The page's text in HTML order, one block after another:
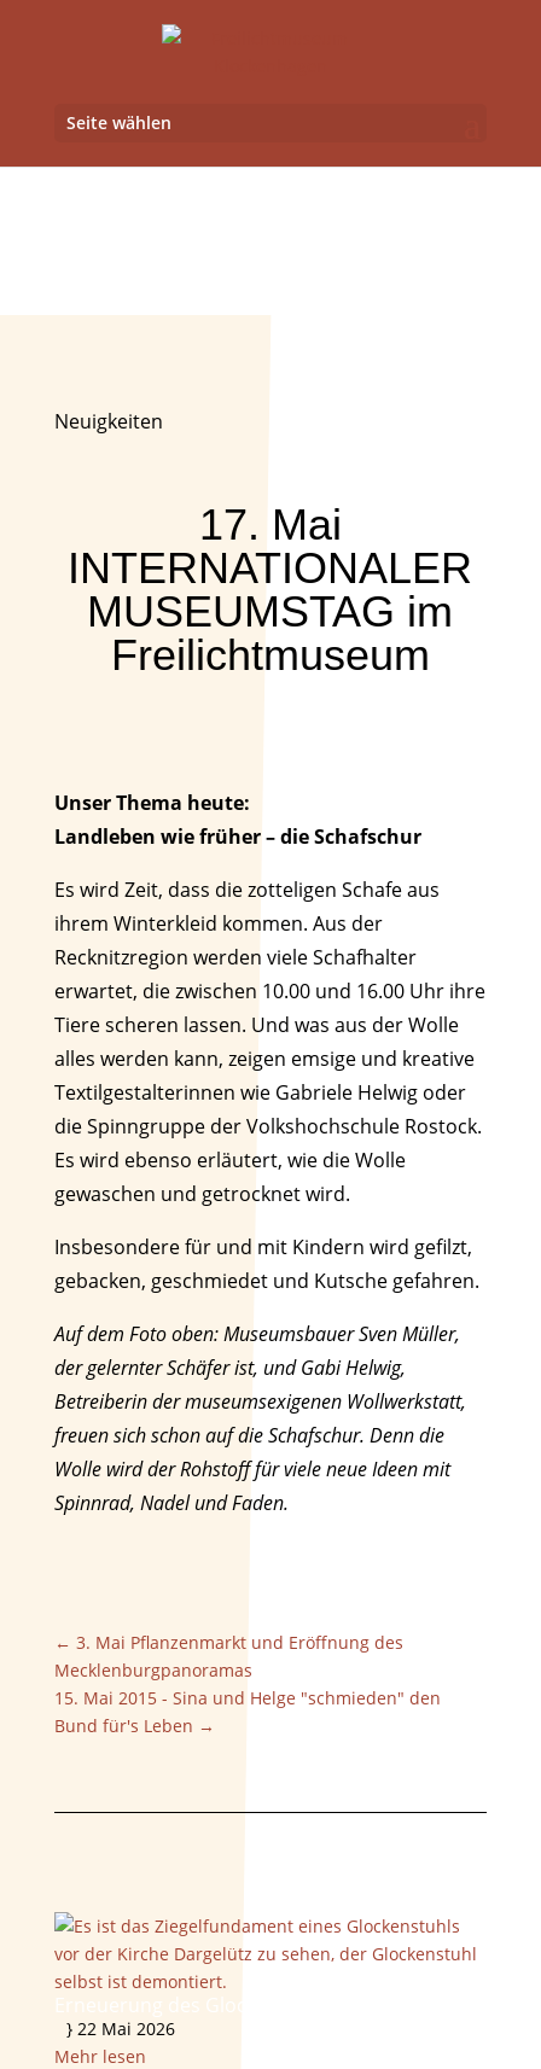
Seite wählen
Neuigkeiten
17. Mai
INTERNATIONALER
MUSEUMSTAG im
Freilichtmuseum
Unser Thema heute:
Landleben wie früher – die Schafschur
Es wird Zeit, dass die zotteligen Schafe aus
ihrem Winterkleid kommen. Aus der
Recknitzregion werden viele Schafhalter
erwartet, die zwischen 10.00 und 16.00 Uhr ihre
Tiere scheren lassen. Und was aus der Wolle
alles werden kann, zeigen emsige und kreative
Textilgestalterinnen wie Gabriele Helwig oder
die Spinngruppe der Volkshochschule Rostock.
Es wird ebenso erläutert, wie die Wolle
gewaschen und getrocknet wird.
Insbesondere für und mit Kindern wird gefilzt,
gebacken, geschmiedet und Kutsche gefahren.
Auf dem Foto oben: Museumsbauer Sven Müller,
der gelernter Schäfer ist, und Gabi Helwig,
Betreiberin der museumsexigenen Wollwerkstatt,
freuen sich schon auf die Schafschur. Denn die
Wolle wird der Rohstoff für viele neue Ideen mit
Spinnrad, Nadel und Faden.
← 3. Mai Pflanzenmarkt und Eröffnung des
Mecklenburgpanoramas
15. Mai 2015 - Sina und Helge "schmieden" den
Bund für's Leben →
}22 Mai 2026
Mehr lesen